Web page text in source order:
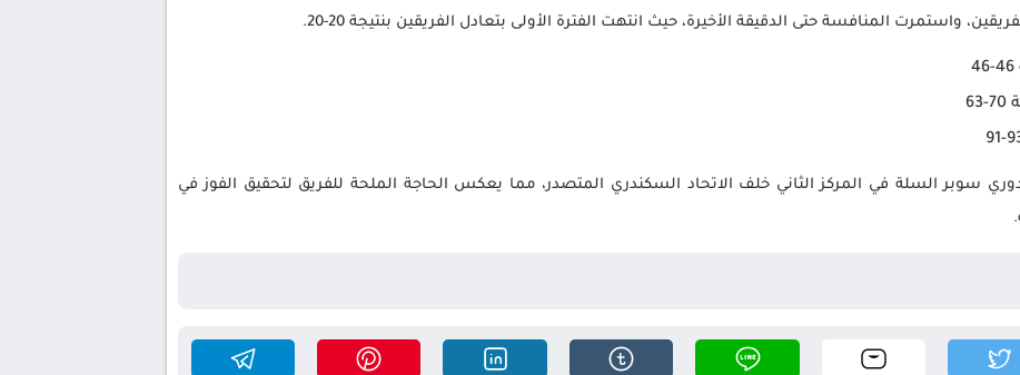
واستمرت المنافسة حتى الدقيقة الأخيرة، حيث انتهت الفترة الأولى بتعادل الفريقين بنتيجة 20-20.
دوري سوبر السلة في المركز الثاني خلف الاتحاد السكندري المتصدر، مما يعكس الحاجة الملحة للفريق لتحقيق الفوز في